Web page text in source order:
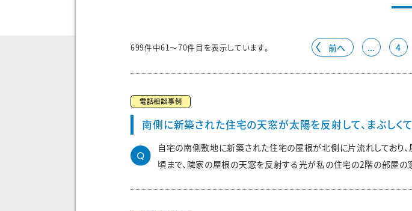
699件中61～70件目を表示しています。 前へ ... 4
電話相談事例
南側に新築された住宅の天窓が太陽を反射して、まぶしく
自宅の南側敷地に新築された住宅の屋根が北側に片流れしており
頃まで、隣家の屋根の天窓を反射する光が私の住宅の2階の部屋の